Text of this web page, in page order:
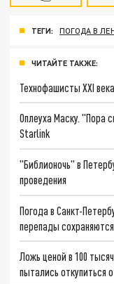
ТЕГИ: ПОГОДА В
ЧИТАЙТЕ ТАКЖЕ:
Технофашисты XXI века
Оплеуха Маску. "Пора
Starlink
"Библионочь" в
проведения
Погода в Санкт-
перепады сохраняются
Ложь ценой в 100
пытались откупиться